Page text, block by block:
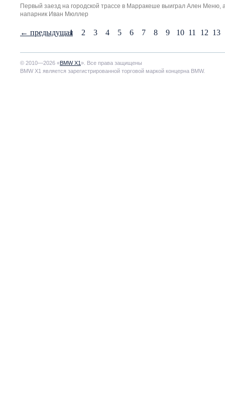
Первый заезд на городской трассе в Марракеше выиграл Ален Меню,
напарник Иван Мюллер
1 2 3 4 5 6 7 8 9 10 11 12 13
← предыдущая
© 2010—2026 «BMW X1». Все права защищены
BMW X1 является зарегистрированной торговой маркой концерна BMW.